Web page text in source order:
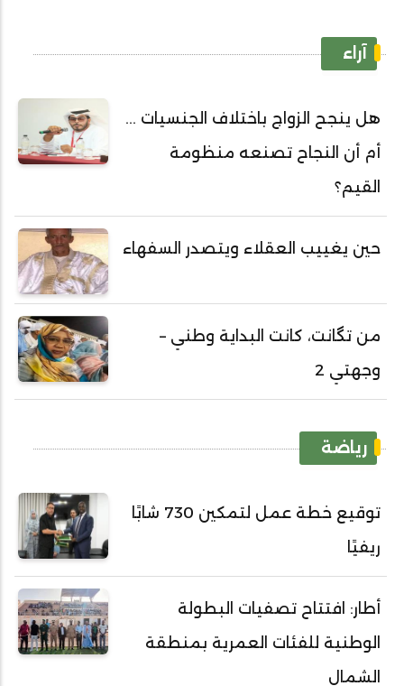
آراء
هل ينجح الزواج باختلاف الجنسيات ...
أم أن النجاح تصنعه منظومة
القيم؟
حين يغييب العقلاء ويتصدر السفهاء
من تگانت، كانت البداية وطني –
وجهتي 2
رياضة
توقيع خطة عمل لتمكين 730 شابًا
ريفيًا
أطار: افتتاح تصفيات البطولة
الوطنية للفئات العمرية بمنطقة
الشمال